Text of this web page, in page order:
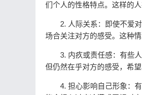
们个人的性格特点。这样的
2. 人际关系：即使不爱对
场合关注对方的感受。这种
3. 内疚或责任感：有些人
但仍然在乎对方的感受，希
4. 担心影响自己形象：有